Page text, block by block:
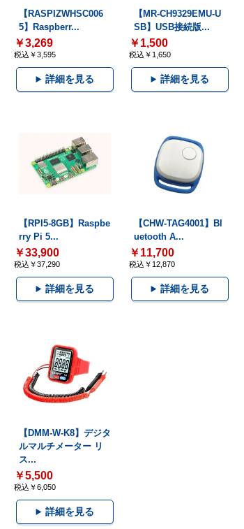
【RASPIZWHSC006
5】Raspberr...
￥3,269
税込￥3,595
詳細を見る
【MR-CH9329EMU-U
SB】USB接続版...
￥1,500
税込￥1,650
詳細を見る
【RPI5-8GB】Raspbe
rry Pi 5...
￥33,900
税込￥37,290
詳細を見る
【CHW-TAG4001】Bl
uetooth A...
￥11,700
税込￥12,870
詳細を見る
【DMM-W-K8】デジタ
ルマルチメーター リ
ス...
￥5,500
税込￥6,050
詳細を見る